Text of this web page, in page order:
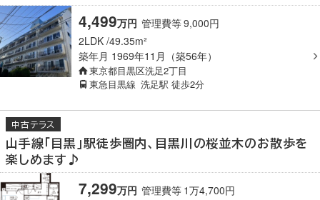
2LDK 49.35m²
築年月 1969年11月（築56年）
東京都目黒区洗足2丁目
東急目黒線 洗足駅 徒歩2分
4,499万円 管理費等9,000円
中古テラス
山手線「目黒」駅徒歩圏内、目黒川の桜並木のお散歩を
楽しめます♪
7,299万円 管理費等 1万4,700円